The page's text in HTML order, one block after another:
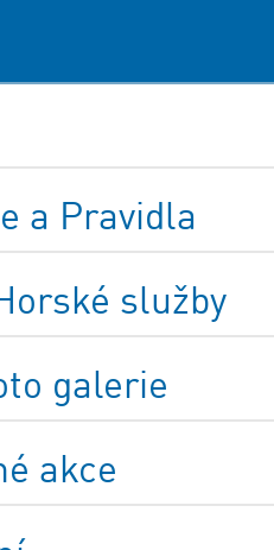
a Pravidla
služby
galerie
akce